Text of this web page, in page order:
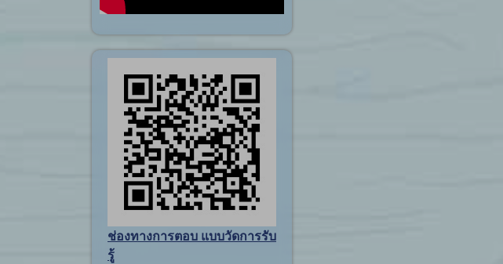
ช่องทางการตอบ แบบวัดการรับ
รู้